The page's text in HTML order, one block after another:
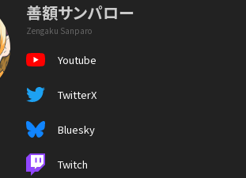
善額サンパロー
Zengaku Sanparo
Youtube
TwitterX
Bluesky
Twitch